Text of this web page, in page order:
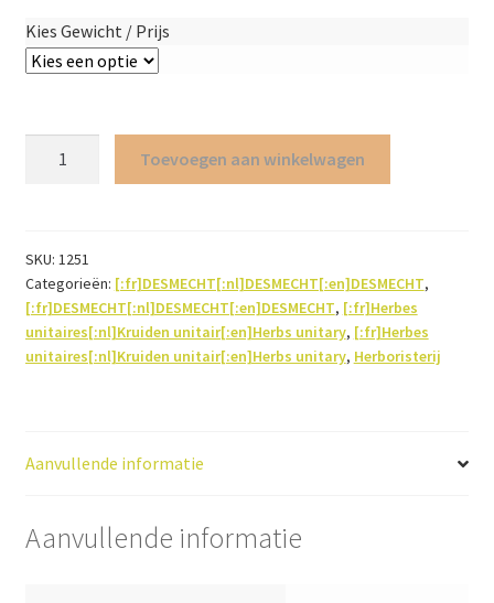
Kies Gewicht / Prijs
Toevoegen aan winkelwagen
SKU: 1251
Categorieën: [:fr]DESMECHT[:nl]DESMECHT[:en]DESMECHT,
[:fr]DESMECHT[:nl]DESMECHT[:en]DESMECHT, [:fr]Herbes
unitaires[:nl]Kruiden unitair[:en]Herbs unitary, [:fr]Herbes
unitaires[:nl]Kruiden unitair[:en]Herbs unitary, Herboristerij
Aanvullende informatie
Aanvullende informatie